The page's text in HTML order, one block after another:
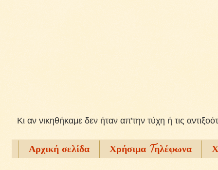
Kι αν νικηθήκαμε δεν ήταν απ'την τύχη ή τις
Αρχική σελίδα Χρήσιμα Tηλέφωνα